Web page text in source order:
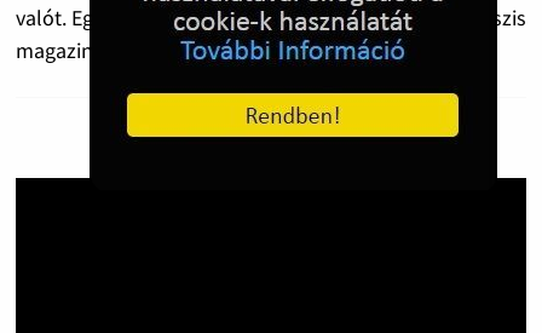
valót. Egy naptár elkészítése után, levetkõztek a nyuszis
magazinnak.